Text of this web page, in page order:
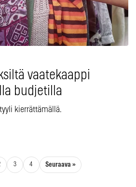
vaatekaappi
budjetilla
kierrättämällä.
3 4 Seuraava »